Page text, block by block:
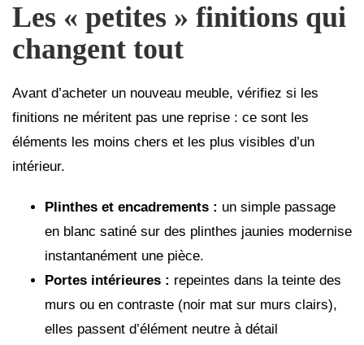
Les « petites » finitions qui
changent tout
Avant d’acheter un nouveau meuble, vérifiez si les
finitions ne méritent pas une reprise : ce sont les
éléments les moins chers et les plus visibles d’un
intérieur.
Plinthes et encadrements : un simple passage
en blanc satiné sur des plinthes jaunies modernise
instantanément une pièce.
Portes intérieures : repeintes dans la teinte des
murs ou en contraste (noir mat sur murs clairs),
elles passent d’élément neutre à détail